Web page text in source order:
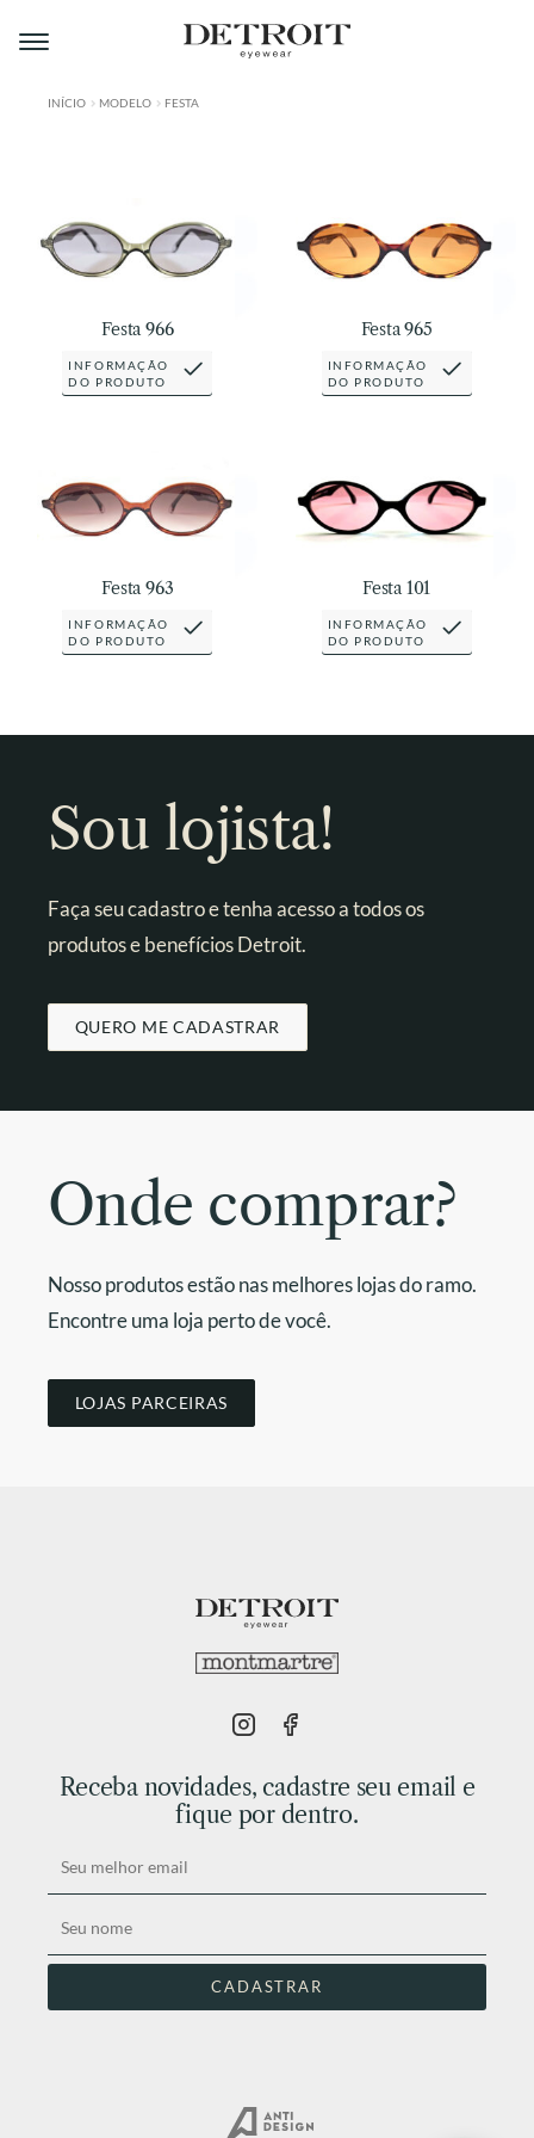
Pular
para
Pular
para
A MONTMARTRE
CONTATO
INÍCIO MODELO FESTA
Festa 966
INFORMAÇÃO
DO PRODUTO
Festa 965
INFORMAÇÃO
DO PRODUTO
Festa 963
INFORMAÇÃO
DO PRODUTO
Festa 101
INFORMAÇÃO
DO PRODUTO
Sou lojista!
Faça seu cadastro e tenha acesso a todos os
produtos e benefícios Detroit.
QUERO ME CADASTRAR
Onde comprar?
Nosso produtos estão nas melhores lojas do ramo.
Encontre uma loja perto de você.
LOJAS PARCEIRAS
Receba novidades, cadastre seu email e
fique por dentro.